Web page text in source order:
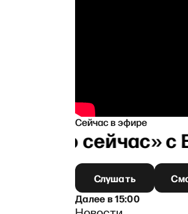
Сейчас в эфире
«Прямо сейчас» с
Слушать
Далеев15:00